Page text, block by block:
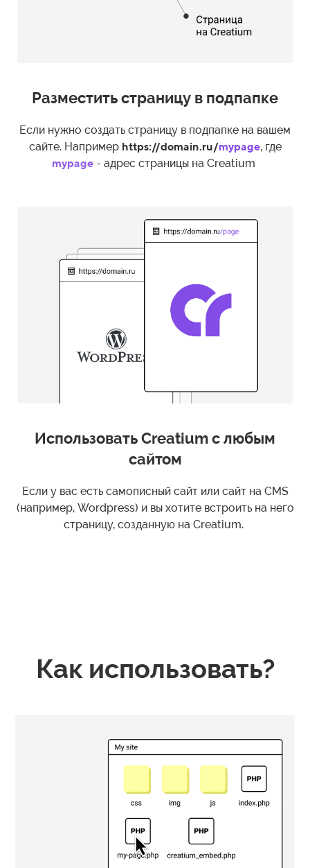
Разместить страницу в подпапке
Если нужно создать страницу в подпапке на вашем
сайте. Например https://domain.ru/mypage, где
mypage - адрес страницы на Creatium
Использовать Creatium с любым
сайтом
Если у вас есть самописный сайт или сайт на CMS
(например, Wordpress) и вы хотите встроить на него
страницу, созданную на Creatium.
Как использовать?